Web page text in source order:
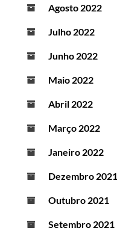
Agosto 2022
Julho 2022
Junho 2022
Maio 2022
Abril 2022
Março 2022
Janeiro 2022
Dezembro 2021
Outubro 2021
Setembro 2021